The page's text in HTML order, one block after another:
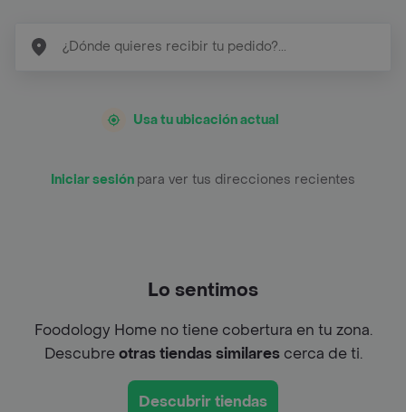
Usa tu ubicación actual
Iniciar sesión para ver tus direcciones recientes
Lo sentimos
Foodology Home no tiene cobertura en tu zona.
Descubreotras tiendas similarescerca de ti.
Descubrir tiendas